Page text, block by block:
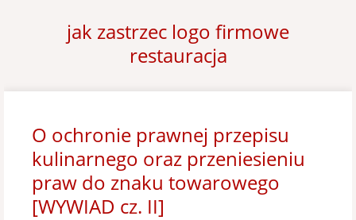
jak zastrzec logo firmowe
restauracja
O ochronie prawnej przepisu
kulinarnego oraz przeniesieniu
praw do znaku towarowego
[WYWIAD cz. II]